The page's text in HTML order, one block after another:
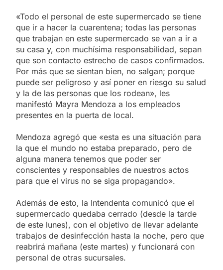
«Todo el personal de este supermercado se tiene
que ir a hacer la cuarentena; todas las personas
que trabajan en este supermercado se van a ir a
su casa y, con muchísima responsabilidad, sepan
que son contacto estrecho de casos confirmados.
Por más que se sientan bien, no salgan; porque
puede ser peligroso y así poner en riesgo su salud
y la de las personas que los rodean», les
manifestó Mayra Mendoza a los empleados
presentes en la puerta de local.
Mendoza agregó que «esta es una situación para
la que el mundo no estaba preparado, pero de
alguna manera tenemos que poder ser
conscientes y responsables de nuestros actos
para que el virus no se siga propagando».
Además de esto, la Intendenta comunicó que el
supermercado quedaba cerrado (desde la tarde
de este lunes), con el objetivo de llevar adelante
trabajos de desinfección hasta la noche, pero que
reabrirá mañana (este martes) y funcionará con
personal de otras sucursales.